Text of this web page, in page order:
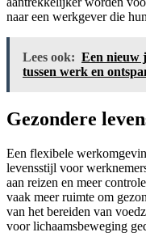
naar een werkgever die
Lees ook: Een nieuw
tussen werk en
Gezondere
Een flexibele
levensstijl voor
aan reizen en meer
vaak meer ruimte om
van het bereiden van
voor lichaamsbeweging